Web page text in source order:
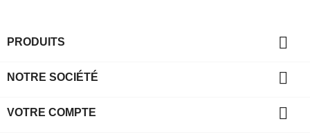
PRODUITS 
NOTRE SOCIÉTÉ 
VOTRE COMPTE 